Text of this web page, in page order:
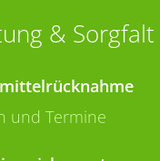
& Sorgfalt
und Termine